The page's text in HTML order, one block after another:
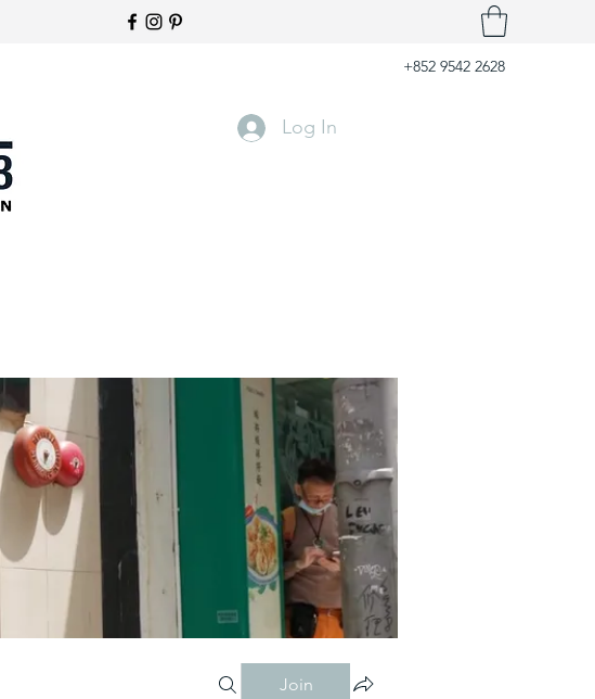
+852 9542 2628
Log In
Join